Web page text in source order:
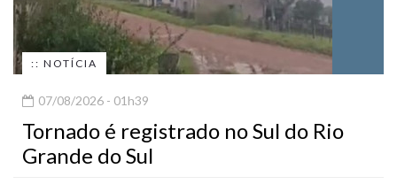
:: NOTÍCIA
07/08/2026 - 01h39
Tornado é registrado no Sul do Rio
Grande do Sul